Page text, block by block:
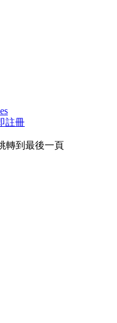
註冊
轉到最後一頁